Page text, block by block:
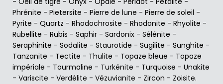
Phrénite - Pietersite - Pierre de lune - Pierre de soleil -
Pyrite - Quartz - Rhodochrosite - Rhodonite - Rhyolite -
Rubellite - Rubis - Saphir - Sardonix - Sélénite -
Seraphinite - Sodalite - Staurotide - Sugilite - Sunghite -
Tanzanite - Tectite - Thulite - Topaze bleue - Topaze
impériale - Tourmaline - Turkénite - Turquoise - Unakite
- Variscite - Verdélite - Vézuvianite - Zircon - Zoisite.